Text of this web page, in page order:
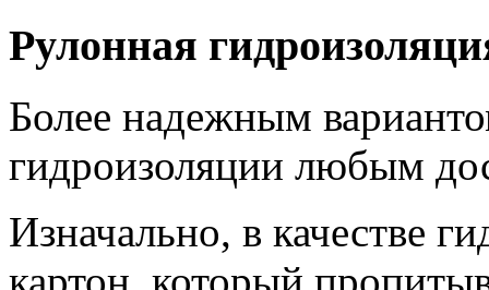
Рулонная
Более надежным
гидроизоляции любым
Изначально, в качестве